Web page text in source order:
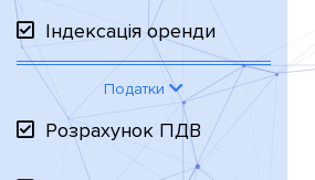
Індексація оренди
Податки
Розрахунок ПДВ